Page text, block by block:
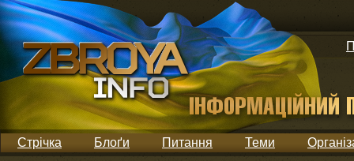
Стрічка Блоґи Питання Теми